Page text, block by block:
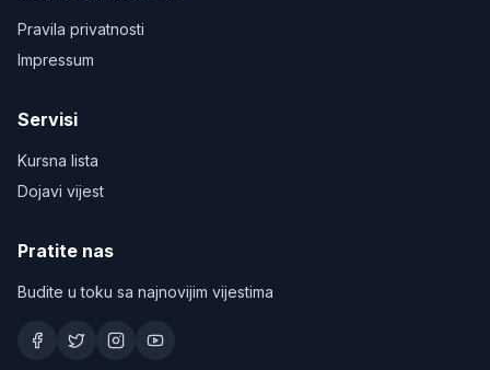
Pravila privatnosti
Impressum
Servisi
Kursna lista
Dojavi vijest
Pratite nas
Budite u toku sa najnovijim vijestima